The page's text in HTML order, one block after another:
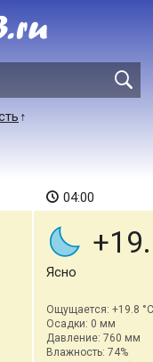
04:00
Ясно
Ощущается: +19.8 °C
Осадки: 0 мм
Давление: 760 мм
Влажность: 74%